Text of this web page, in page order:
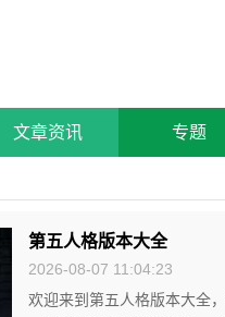
文章资讯 专题
第五人格版本大全
2026-08-07 11:04:23
欢迎来到第五人格版本大全